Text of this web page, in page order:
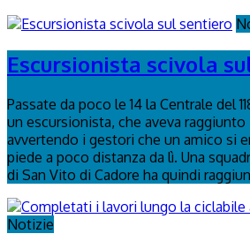
Escursionista scivola
Passate da poco le 14 la Centrale del
un escursionista, che aveva
avvertendo i gestori che un amico si
piede a poco distanza da lì. Una
di San Vito di Cadore ha quindi
Notizie